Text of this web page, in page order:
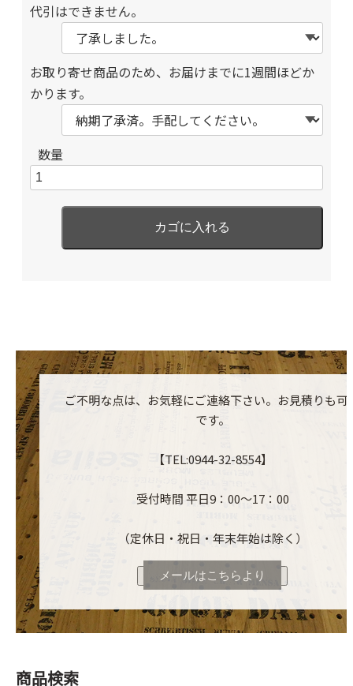
代引はできません。
お取り寄せ商品のため、お届けまでに1週間ほどか
かります。
数量
ご不明な点は、お気軽にご連絡下さい。お見積りも可
です。
【TEL:0944-32-8554】
受付時間 平日9：00～17：00
（定休日・祝日・年末年始は除く）
メールはこちらより
商品検索